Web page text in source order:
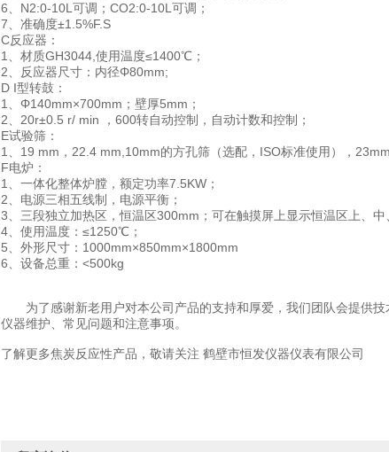
6、N2:0-10L可调；CO2:0-10L可调；
7、准确度±1.5%F.S
C反应器：
1、材质GH3044,使用温度≤1400℃；
2、反应器尺寸：内径Φ80mm;
D I型转鼓：
1、Φ140mm×700mm；壁厚5mm；
2、20r±0.5 r/ min ，600转自动控制，自动计数和控制；
E试验筛：
1、19 mm，22.4 mm,10mm的方孔筛（选配，ISO标准使用），
F电炉：
1、一体化整体炉膛，额定功率7.5KW；
2、电源三相五线制，电源平衡；
3、三段独立加热区，恒温区300mm；可在触摸屏上显示恒温区上、中
4、使用温度：≤1250℃；
5、外形尺寸：1000mm×850mm×1800mm
6、设备总重：<500kg
为了感谢新老用户对本公司产品的支持和厚爱，我们团队会提供
仪器维护、常见问题和注意事项。
了解更多焦炭反应性产品，敬请关注 鹤壁市恒发仪器仪表有限公司